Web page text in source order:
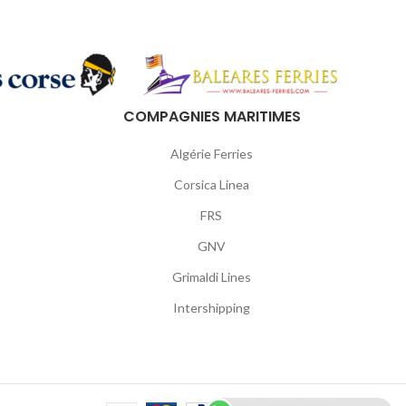
COMPAGNIES MARITIMES
Algérie Ferries
Corsica Linea
FRS
GNV
Grimaldi Lines
Intershipping